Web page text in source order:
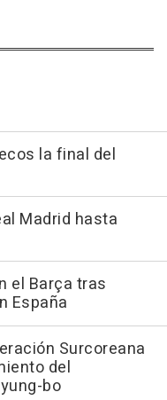
la final del
Madrid hasta
el Barça tras
España
Surcoreana
del
bo